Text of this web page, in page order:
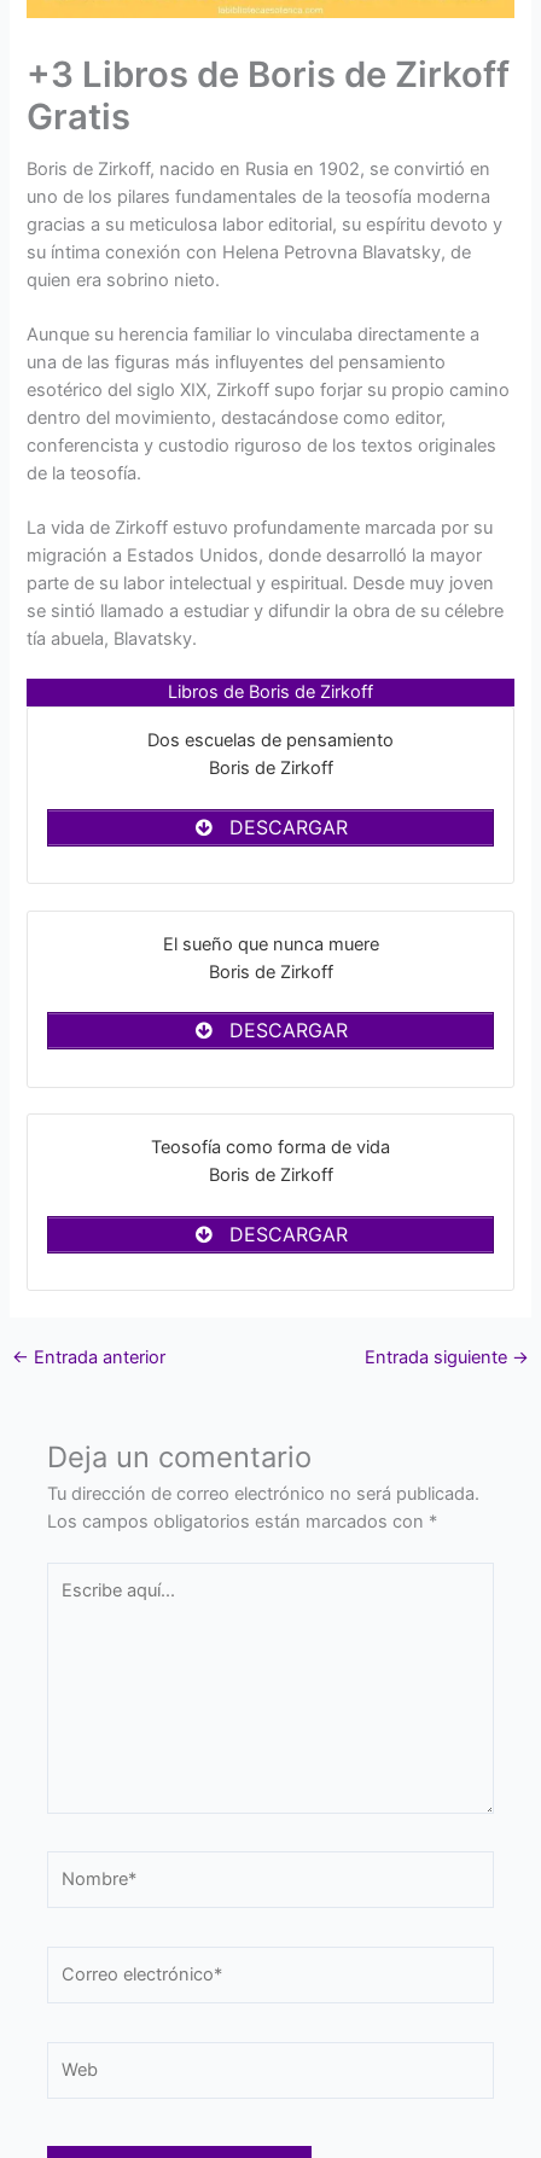
+3 Libros de Boris de Zirkoff
Gratis
Boris de Zirkoff, nacido en Rusia en 1902, se convirtió en
uno de los pilares fundamentales de la teosofía moderna
gracias a su meticulosa labor editorial, su espíritu devoto y
su íntima conexión con Helena Petrovna Blavatsky, de
quien era sobrino nieto.
Aunque su herencia familiar lo vinculaba directamente a
una de las figuras más influyentes del pensamiento
esotérico del siglo XIX, Zirkoff supo forjar su propio camino
dentro del movimiento, destacándose como editor,
conferencista y custodio riguroso de los textos originales
de la teosofía.
La vida de Zirkoff estuvo profundamente marcada por su
migración a Estados Unidos, donde desarrolló la mayor
parte de su labor intelectual y espiritual. Desde muy joven
se sintió llamado a estudiar y difundir la obra de su célebre
tía abuela, Blavatsky.
Libros de Boris de Zirkoff
Dos escuelas de pensamiento
Boris de Zirkoff
DESCARGAR
El sueño que nunca muere
Boris de Zirkoff
DESCARGAR
Teosofía como forma de vida
Boris de Zirkoff
DESCARGAR
← Entrada anterior Entrada siguiente →
Deja un comentario
Tu dirección de correo electrónico no será publicada.
Los campos obligatorios están marcados con *
aquí...
electrónico*